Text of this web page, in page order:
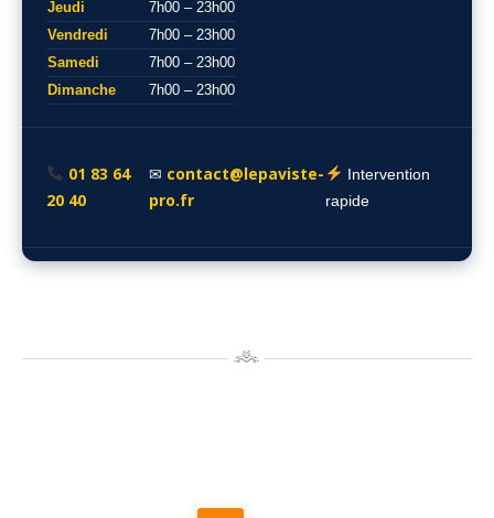
Jeudi
7h00 – 23h00
Vendredi
7h00 – 23h00
Samedi
7h00 – 23h00
Dimanche
7h00 – 23h00
01 83 64
20 40
✉ contact@lepaviste-
pro.fr
Intervention
rapide